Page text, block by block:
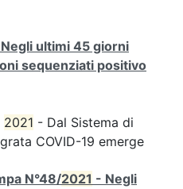
ultimi 45 giorni
sequenziati positivo
2021 - Dal Sistema di
COVID-19 emerge
N°48/2021 - Negli